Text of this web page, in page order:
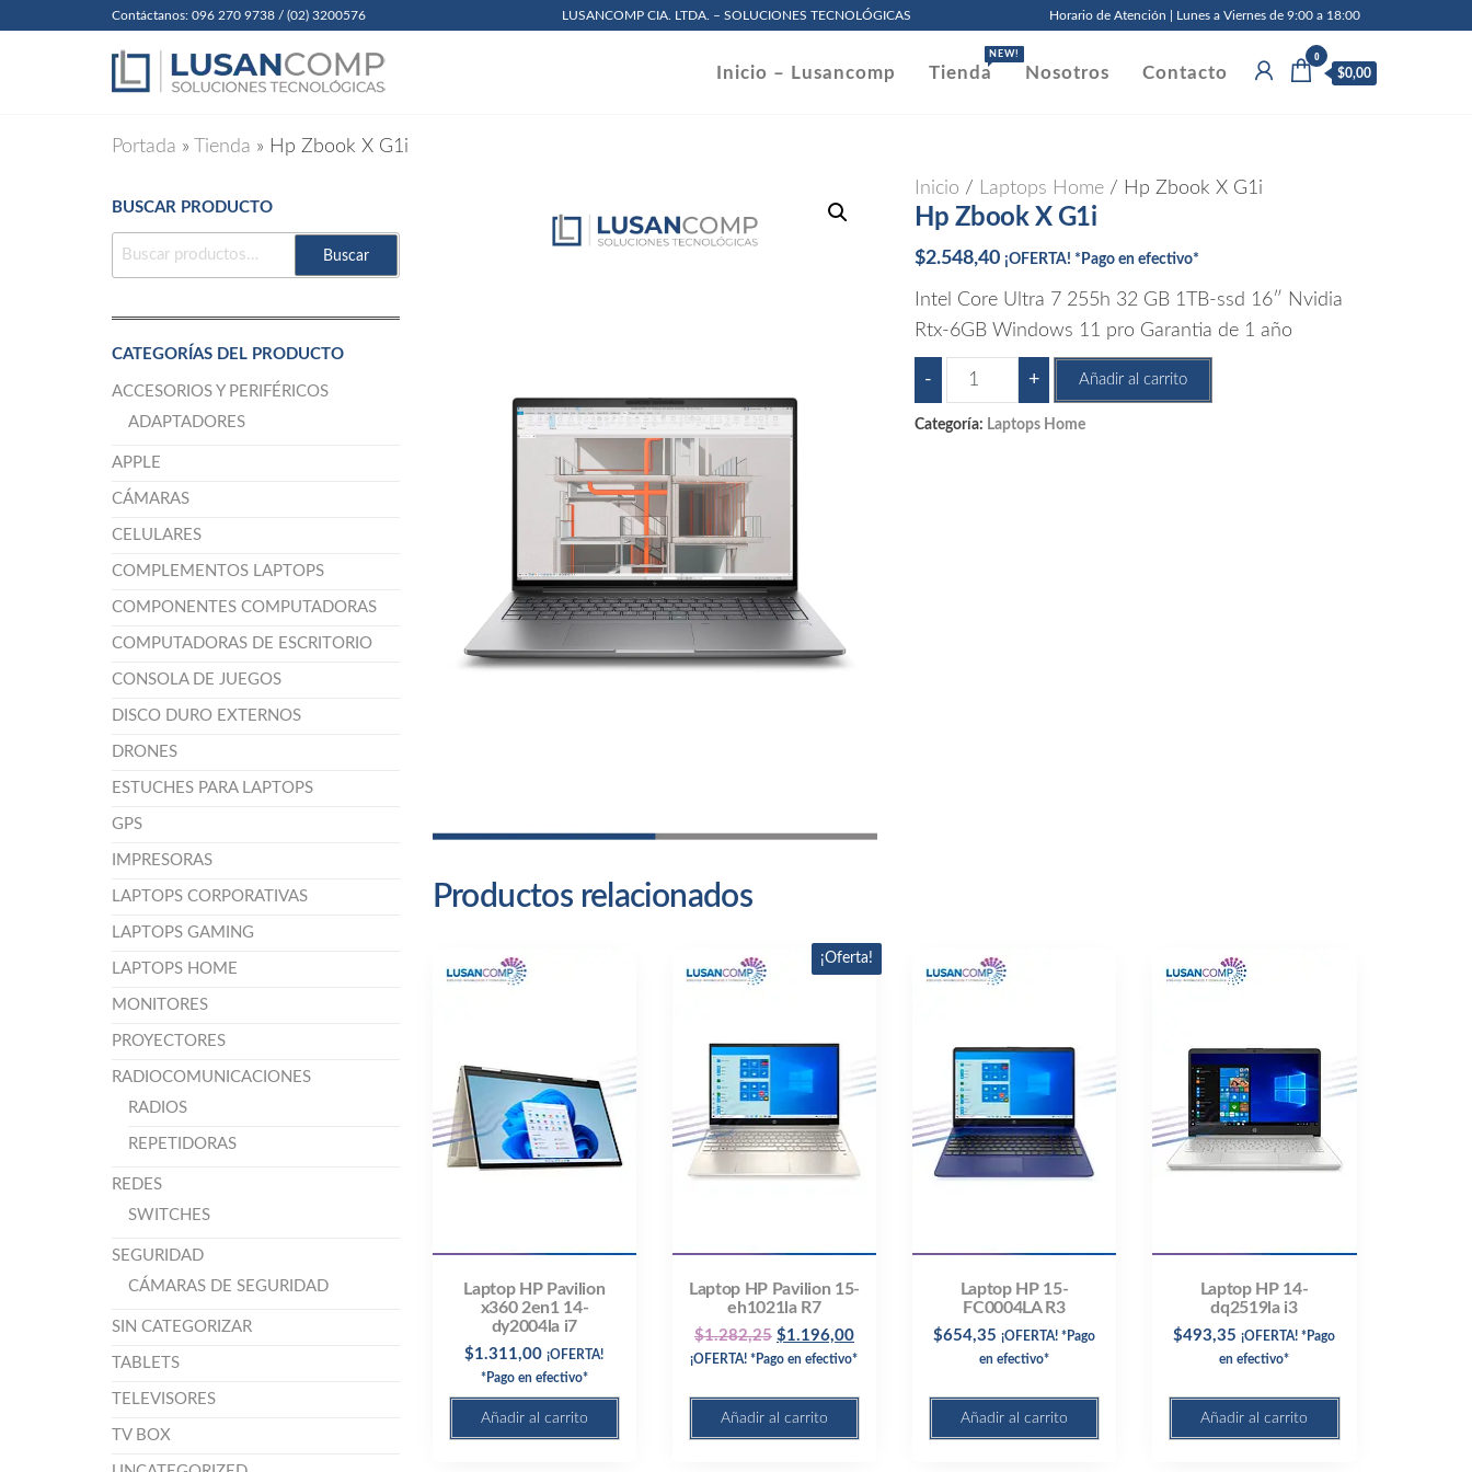
Contáctanos: 096 270 9738 / (02) 3200576 LUSANCOMP CIA. LTDA. – SOLUCIONES TECNOLÓGICAS Horario de Atención | Lunes a Viernes de 9:00 a 18:00
Inicio – Lusancomp Tienda
NEW!
Nosotros Contacto
0
$0,00
Portada » Tienda » Hp Zbook X G1i
Inicio / Laptops Home / Hp Zbook X G1i
Hp Zbook X G1i
$2.548,40 ¡OFERTA! *Pago en efectivo*
Intel Core Ultra 7 255h 32 GB 1TB-ssd 16″ Nvidia
Rtx-6GB Windows 11 pro Garantia de 1 año
-
Hp
Zbook
X
+ Añadir al carrito
Categoría: Laptops Home
Productos relacionados
Laptop HP Pavilion
x360 2en1 14-
dy2004la i7
$1.311,00 ¡OFERTA!
*Pago en efectivo*
Añadir al carrito
¡Oferta!
Laptop HP Pavilion 15-
eh1021la R7
$1.282,25 Original
price
$1.282,25.
$1.196,00Current
price
¡OFERTA! *Pago en efectivo*
Añadir al carrito
Laptop HP 15-
FC0004LA R3
$654,35 ¡OFERTA! *Pago
en efectivo*
Añadir al carrito
Laptop HP 14-
dq2519la i3
$493,35 ¡OFERTA! *Pago
en efectivo*
Añadir al carrito
BUSCAR PRODUCTO
BUSCAR
Buscar
CATEGORÍAS DEL PRODUCTO
ACCESORIOS Y PERIFÉRICOS
ADAPTADORES
APPLE
CÁMARAS
CELULARES
COMPLEMENTOS LAPTOPS
COMPONENTES COMPUTADORAS
COMPUTADORAS DE ESCRITORIO
CONSOLA DE JUEGOS
DISCO DURO EXTERNOS
DRONES
ESTUCHES PARA LAPTOPS
GPS
IMPRESORAS
LAPTOPS CORPORATIVAS
LAPTOPS GAMING
LAPTOPS HOME
MONITORES
PROYECTORES
RADIOCOMUNICACIONES
RADIOS
REPETIDORAS
REDES
SWITCHES
SEGURIDAD
CÁMARAS DE SEGURIDAD
SIN CATEGORIZAR
TABLETS
TELEVISORES
TV BOX